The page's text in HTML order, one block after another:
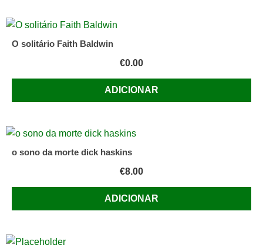
O solitário Faith Baldwin
€0.00
ADICIONAR
o sono da morte dick haskins
€8.00
ADICIONAR